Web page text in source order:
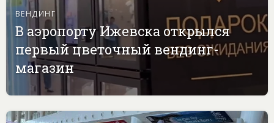
ВЕНДИНГ
В аэропорту Ижевска открылся
первый цветочный вендинг-
магазин